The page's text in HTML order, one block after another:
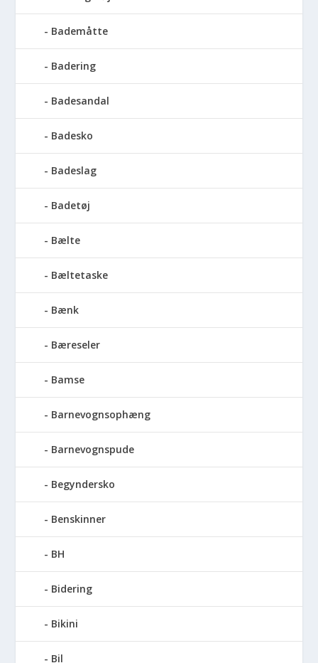
Bademåtte
Badering
Badesandal
Badesko
Badeslag
Badetøj
Bælte
Bæltetaske
Bænk
Bæreseler
Bamse
Barnevognsophæng
Barnevognspude
Begyndersko
Benskinner
BH
Bidering
Bikini
Bil